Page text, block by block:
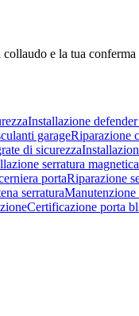
e la tua conferma
Installazione defender
garageRiparazione
di sicurezza
serratura magnetica
portaRiparazione
serraturaManutenzione
Certificazione porta